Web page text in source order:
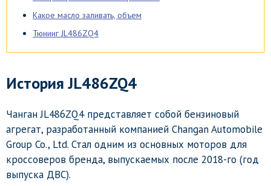
Какое масло заливать, объем
Тюнинг JL486ZQ4
История JL486ZQ4
Чанган JL486ZQ4 представляет собой бензиновый
агрегат, разработанный компанией Changan Automobile
Group Co., Ltd. Стал одним из основных моторов для
кроссоверов бренда, выпускаемых после 2018-го (год
выпуска ДВС).